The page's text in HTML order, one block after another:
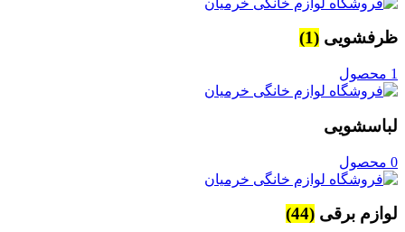
ظرفشویی (1)
1 محصول
لباسشویی
0 محصول
لوازم برقی (44)